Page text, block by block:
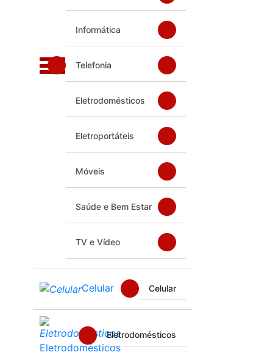
Informática
Telefonia
Eletrodomésticos
Eletroportáteis
Móveis
Saúde e Bem Estar
TV e Vídeo
Celular Celular
Eletrodomésticos
Eletrodomésticos